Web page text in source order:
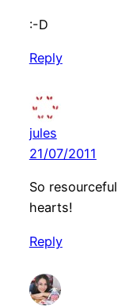
:-D
Reply
jules
21/07/2011
So
hearts!
Reply